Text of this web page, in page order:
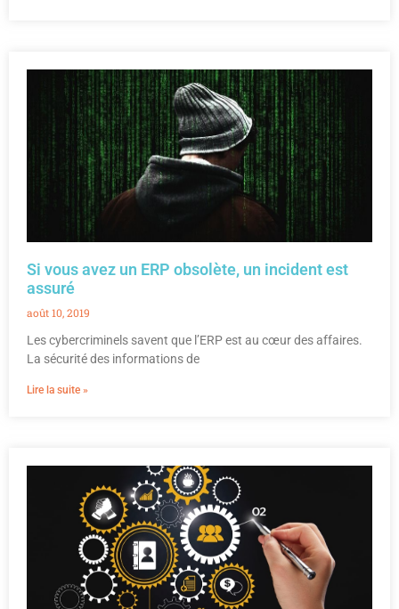
Si vous avez un ERP obsolète, un incident est
assuré
août 10, 2019
Les cybercriminels savent que l’ERP est au cœur des affaires.
La sécurité des informations de
Lire la suite »